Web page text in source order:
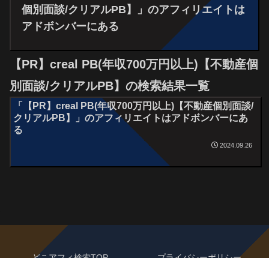
個別面談/クリアルPB】」のアフィリエイトは
アドボンバーにある
【PR】creal PB(年収700万円以上)【不動産個
別面談/クリアルPB】の検索結果一覧
「【PR】creal PB(年収700万円以上)【不動産個別面談/
クリアルPB】」のアフィリエイトはアドボンバーにあ
る
2024.09.26